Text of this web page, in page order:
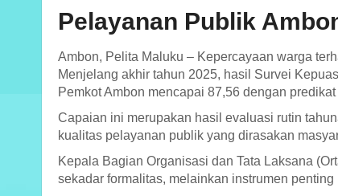
Pelayanan Publik
Ambon, Pelita Maluku – Kepercayaan warga
Menjelang akhir tahun 2025, hasil Survei
Pemkot Ambon mencapai 87,56 dengan predikat
Capaian ini merupakan hasil evaluasi rutin
kualitas pelayanan publik yang dirasakan
Kepala Bagian Organisasi dan Tata Laksana
sekadar formalitas, melainkan instrumen